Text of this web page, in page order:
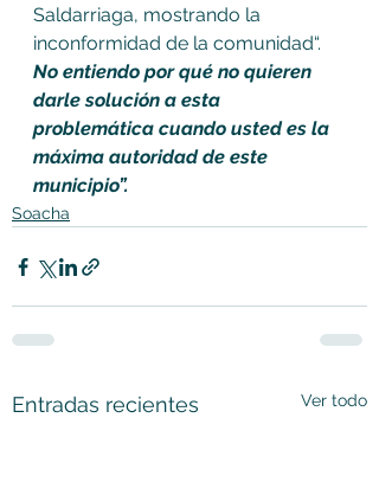
Saldarriaga, mostrando la
inconformidad de la comunidad“.
No entiendo por qué no quieren
darle solución a esta
problemática cuando usted es la
máxima autoridad de este
municipio”.
Soacha
Entradas recientes Ver todo